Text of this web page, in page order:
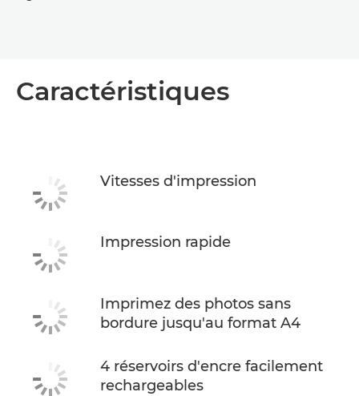
Caractéristiques
Vitesses d'impression
Impression rapide
Imprimez des photos sans
bordure jusqu'au format A4
4 réservoirs d'encre facilement
rechargeables